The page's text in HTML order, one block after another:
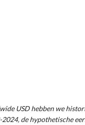
USDhebben we
2024, de hypothetische